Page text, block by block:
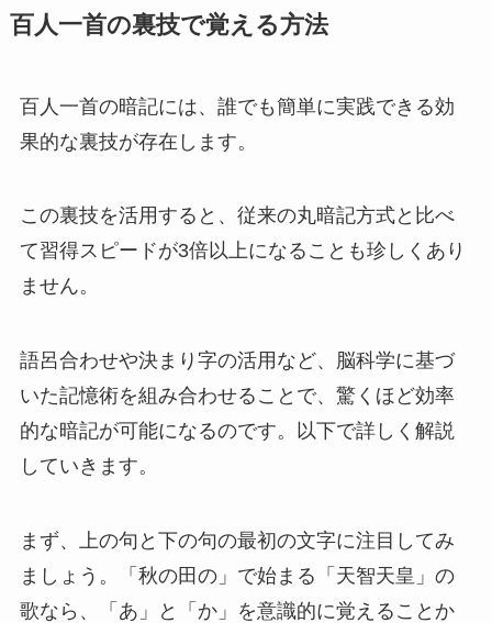
百人一首の裏技で覚える方法
百人一首の暗記には、誰でも簡単に実践できる効
果的な裏技が存在します。
この裏技を活用すると、従来の丸暗記方式と比べ
て習得スピードが3倍以上になることも珍しくあり
ません。
語呂合わせや決まり字の活用など、脳科学に基づ
いた記憶術を組み合わせることで、驚くほど効率
的な暗記が可能になるのです。以下で詳しく解説
していきます。
まず、上の句と下の句の最初の文字に注目してみ
ましょう。「秋の田の」で始まる「天智天皇」の
歌なら、「あ」と「か」を意識的に覚えることか